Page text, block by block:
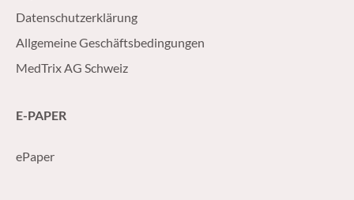
Datenschutzerklärung
Allgemeine Geschäftsbedingungen
MedTrix AG Schweiz
E-PAPER
ePaper